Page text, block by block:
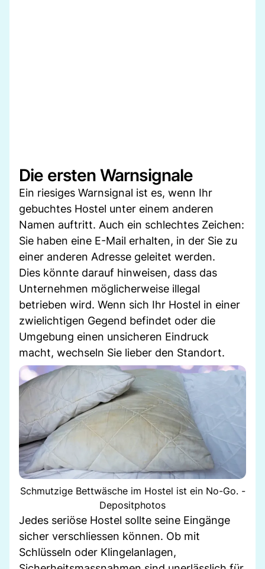
Die ersten Warnsignale
Ein riesiges Warnsignal ist es, wenn Ihr
gebuchtes Hostel unter einem anderen
Namen auftritt. Auch ein schlechtes Zeichen:
Sie haben eine E-Mail erhalten, in der Sie zu
einer anderen Adresse geleitet werden.
Dies könnte darauf hinweisen, dass das
Unternehmen möglicherweise illegal
betrieben wird. Wenn sich Ihr Hostel in einer
zwielichtigen Gegend befindet oder die
Umgebung einen unsicheren Eindruck
macht, wechseln Sie lieber den Standort.
Schmutzige Bettwäsche im Hostel ist ein No-Go. -
Depositphotos
Jedes seriöse Hostel sollte seine Eingänge
sicher verschliessen können. Ob mit
Schlüsseln oder Klingelanlagen,